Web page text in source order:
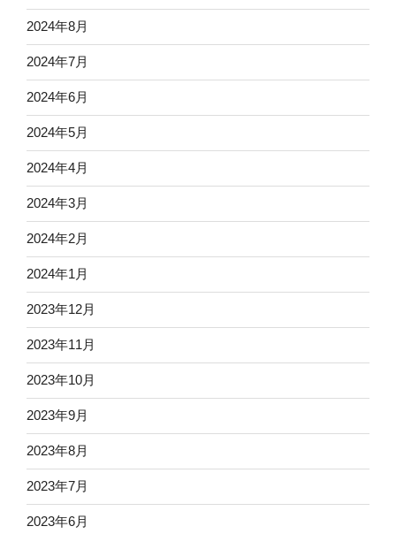
2024年8月
2024年7月
2024年6月
2024年5月
2024年4月
2024年3月
2024年2月
2024年1月
2023年12月
2023年11月
2023年10月
2023年9月
2023年8月
2023年7月
2023年6月